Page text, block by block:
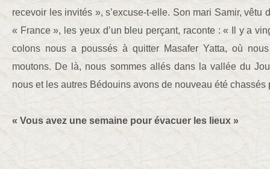
recevoir les invités », s’excuse-t-elle. Son mari Samir, vêtu
« France », les yeux d’un bleu perçant, raconte : « Il y a
colons nous a poussés à quitter Masafer Yatta, où
moutons. De là, nous sommes allés dans la vallée du
nous et les autres Bédouins avons de nouveau été chassés
« Vous avez une semaine pour évacuer les lieux »